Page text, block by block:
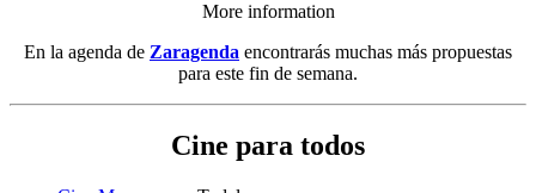
More information
En la agenda de Zaragenda encontrarás muchas más propuestas
para este fin de semana.
Cine para todos